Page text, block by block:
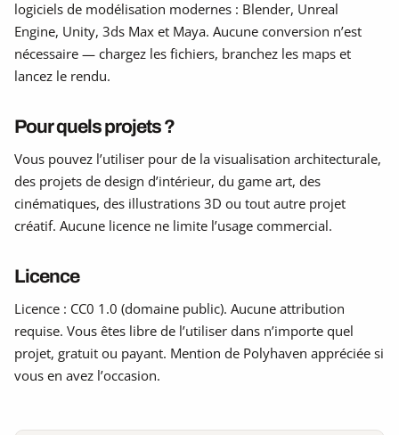
logiciels de modélisation modernes : Blender, Unreal
Engine, Unity, 3ds Max et Maya. Aucune conversion n’est
nécessaire — chargez les fichiers, branchez les maps et
lancez le rendu.
Pour quels projets ?
Vous pouvez l’utiliser pour de la visualisation architecturale,
des projets de design d’intérieur, du game art, des
cinématiques, des illustrations 3D ou tout autre projet
créatif. Aucune licence ne limite l’usage commercial.
Licence
Licence : CC0 1.0 (domaine public). Aucune attribution
requise. Vous êtes libre de l’utiliser dans n’importe quel
projet, gratuit ou payant. Mention de Polyhaven appréciée si
vous en avez l’occasion.